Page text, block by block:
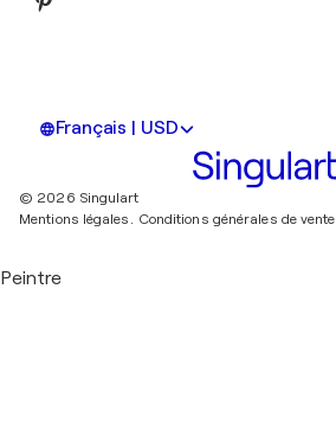
Français | USD
© 2026 Singulart
Mentions légales. Conditions générales de vente
Peintre